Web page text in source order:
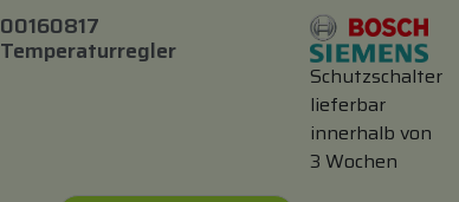
00160817
Temperaturregler
Schutzschalter
lieferbar
innerhalb von
3 Wochen